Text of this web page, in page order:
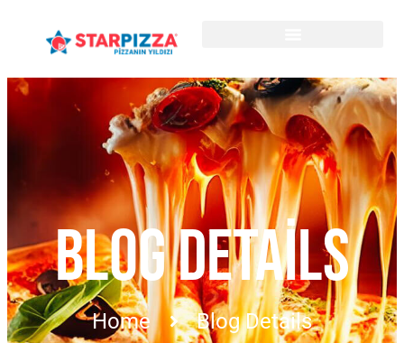
BLOG DETAILS
Home Blog Details